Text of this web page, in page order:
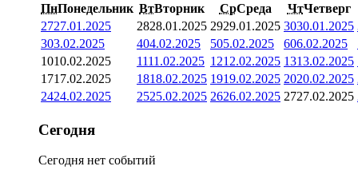
ПнПонедельник ВтВторник СрСреда ЧтЧетверг
2727.01.2025 2828.01.2025 2929.01.2025 3030.01.2025
303.02.2025 404.02.2025 505.02.2025 606.02.2025
1010.02.2025 1111.02.2025 1212.02.2025 1313.02.2025
1717.02.2025 1818.02.2025 1919.02.2025 2020.02.2025
2424.02.2025 2525.02.2025 2626.02.2025 2727.02.2025
Сегодня
Сегодня нет событий